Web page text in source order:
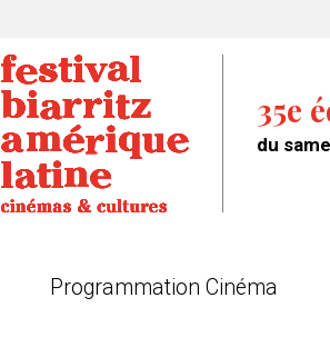
35e
du
Programmation Cinéma